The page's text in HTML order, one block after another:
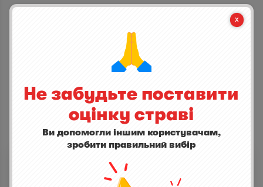
ІНШІ СТРАВИ
Віскі Islay Mist Original
5,0
Не забудьте поставити
оцінку страві
Ви допомогли іншим користувачам,
зробити правильний вибір